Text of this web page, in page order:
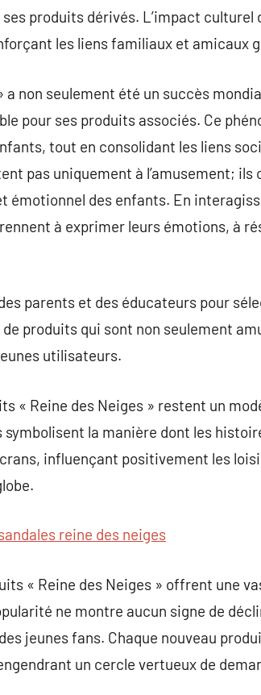
produits dérivés. L’impact
les liens familiaux et amicaux
a non seulement été un succès
pour ses produits associés. Ce
tout en consolidant les liens
pas uniquement à l’amusement;
émotionnel des enfants. En
à exprimer leurs émotions, à
parents et des éducateurs pour
produits qui sont non seulement
utilisateurs.
« Reine des Neiges » restent un
symbolisent la manière dont les
influençant positivement les
reine des neiges
« Reine des Neiges » offrent une
ne montre aucun signe de
jeunes fans. Chaque nouveau
un cercle vertueux de